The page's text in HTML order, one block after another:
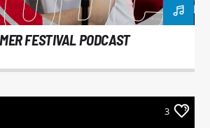
FESTIVAL PODCAST
3